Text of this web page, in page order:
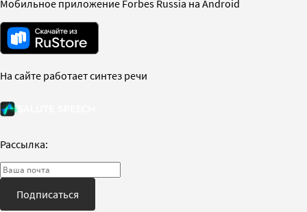
Мобильное приложение Forbes Russia на Android
На сайте работает синтез речи
Рассылка:
Подписаться